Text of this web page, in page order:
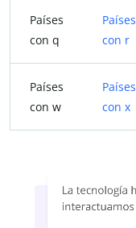
Países
con q
Países
con r
Países
con w
Países
con x